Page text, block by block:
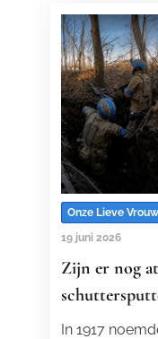
Onze Lieve
19 juni 2026
Zijn er nog
In 1917